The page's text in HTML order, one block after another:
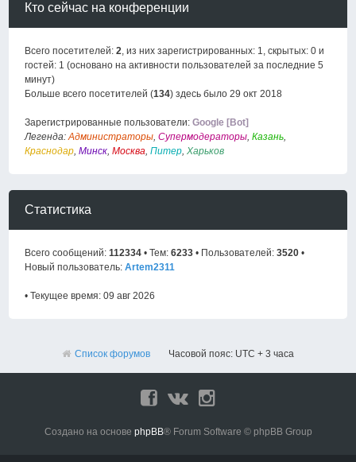
Кто сейчас на конференции
Всего посетителей:2, из них зарегистрированных: 1, скрытых: 0 и
гостей: 1 (основано на активности пользователей за последние 5
минут)
Больше всего посетителей (134) здесь было 29 окт 2018
Зарегистрированные пользователи:Google [Bot]
Легенда:Администраторы,Супермодераторы,Казань,
Краснодар,Минск,Москва,Питер,Харьков
Статистика
Всего сообщений:112334 • Тем:6233 • Пользователей:3520 •
Новый пользователь:Artem2311
• Текущее время: 09 авг 2026
Список форумов Часовой пояс: UTC + 3 часа
Создано на основе phpBB® Forum Software © phpBB Group